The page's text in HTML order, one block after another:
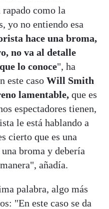
como la
yo no entiendo esa
hace una broma,
no va al detalle
lo conoce", ha
este caso Will Smith
lamentable, que es
espectadores tienen,
le está hablando a
cierto que es una
broma y debería
añadía.
palabra, algo más
"En este caso se da